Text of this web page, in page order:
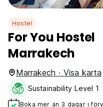
Hostel
For You Hostel
Marrakech
Marrakech · Visa karta
Sustainability Level 1
Boka mer än 3 dagar i